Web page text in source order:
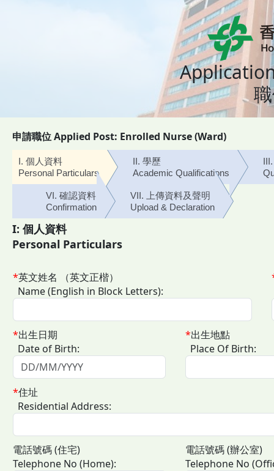
申請職位 Applied Post: Enrolled Nurse (Ward)
I. 個人資料
Personal Particulars
II. 學歷
Academic Qualifications
VI. 確認資料
Confirmation
VII. 上傳資料及聲明
Upload & Declaration
I: 個人資料
Personal Particulars
*英文姓名 （英文正楷）
Name (English in Block Letters):
*出生日期
Date of Birth:
*出生地點
Place Of Birth:
*住址
Residential Address:
電話號碼 (住宅)
Telephone No (Home):
電話號碼 (辦公室)
Telephone No